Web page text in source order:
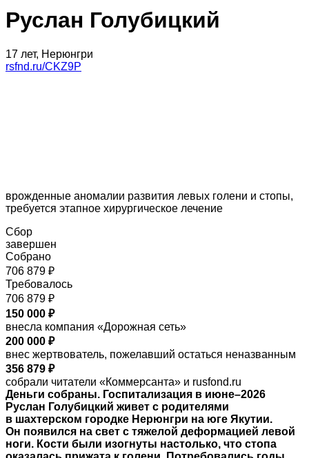
Руслан Голубицкий
17 лет, Нерюнгри
rsfnd.ru/CKZ9P
врожденные аномалии развития левых голени и стопы,
требуется этапное хирургическое лечение
Сбор
завершен
Собрано
706 879 ₽
Требовалось
706 879 ₽
150 000 ₽
внесла компания «Дорожная сеть»
200 000 ₽
внес жертвователь, пожелавший остаться неназванным
356 879 ₽
собрали читатели «Коммерсанта» и rusfond.ru
Деньги собраны. Госпитализация в июне–2026
Руслан Голубицкий живет с родителями
в шахтерском городке Нерюнгри на юге Якутии.
Он появился на свет с тяжелой деформацией левой
ноги. Кости были изогнуты настолько, что стопа